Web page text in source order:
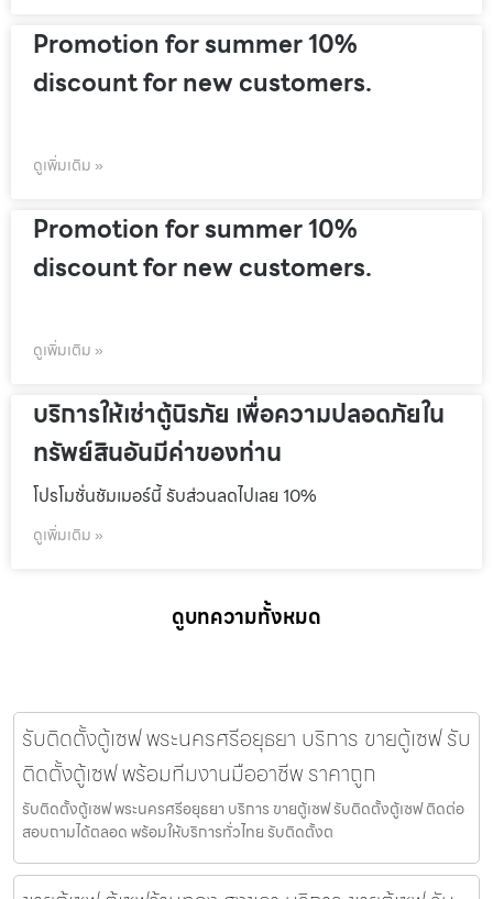
Promotion for summer 10%
discount for new customers.
ดูเพิ่มเติม »
Promotion for summer 10%
discount for new customers.
ดูเพิ่มเติม »
บริการให้เช่าตู้นิรภัย เพื่อความปลอดภัยใน
ทรัพย์สินอันมีค่าของท่าน
โปรโมชั่นชัมเมอร์นี้ รับส่วนลดไปเลย 10%
ดูเพิ่มเติม »
ดูบทความทั้งหมด
รับติดตั้งตู้เซฟ พระนครศรีอยุธยา บริการ ขายตู้เซฟ รับ
ติดตั้งตู้เซฟ พร้อมทีมงานมืออาชีพ ราคาถูก
รับติดตั้งตู้เซฟ พระนครศรีอยุธยา บริการ ขายตู้เซฟ รับติดตั้งตู้เซฟ ติดต่อ
สอบถามได้ตลอด พร้อมให้บริการทั่วไทย รับติดตั้งต